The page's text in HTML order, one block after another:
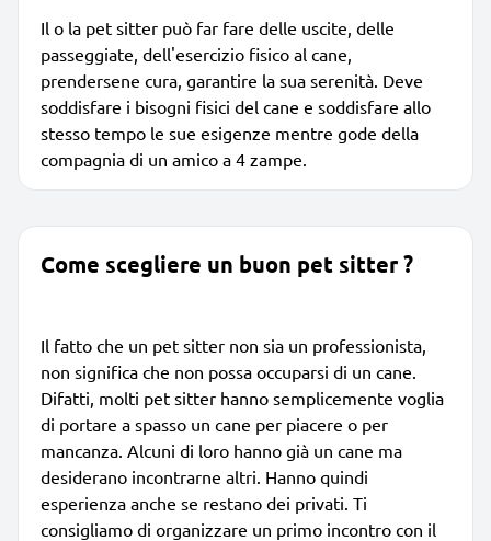
Il o la pet sitter può far fare delle uscite, delle
passeggiate, dell'esercizio fisico al cane,
prendersene cura, garantire la sua serenità. Deve
soddisfare i bisogni fisici del cane e soddisfare allo
stesso tempo le sue esigenze mentre gode della
compagnia di un amico a 4 zampe.
Come scegliere un buon pet sitter ?
Il fatto che un pet sitter non sia un professionista,
non significa che non possa occuparsi di un cane.
Difatti, molti pet sitter hanno semplicemente voglia
di portare a spasso un cane per piacere o per
mancanza. Alcuni di loro hanno già un cane ma
desiderano incontrarne altri. Hanno quindi
esperienza anche se restano dei privati. Ti
consigliamo di organizzare un primo incontro con il